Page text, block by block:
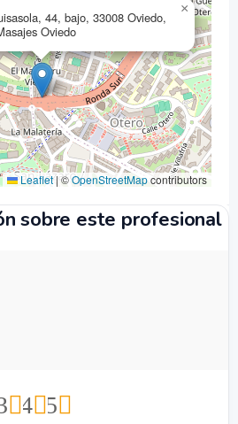
44, bajo, 33008 Oviedo,
Oviedo
×
Leaflet|©OpenStreetMapcontributors
sobre este profesional
5
4